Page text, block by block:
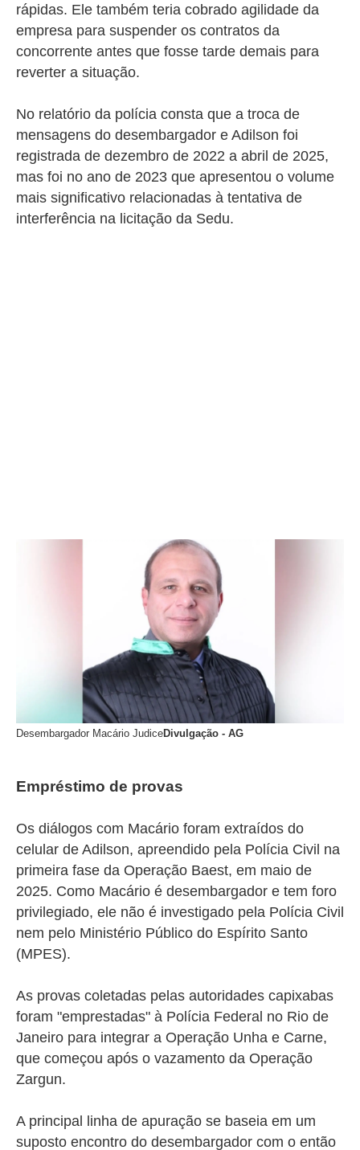
rápidas. Ele também teria cobrado agilidade da
empresa para suspender os contratos da
concorrente antes que fosse tarde demais para
reverter a situação.
No relatório da polícia consta que a troca de
mensagens do desembargador e Adilson foi
registrada de dezembro de 2022 a abril de 2025,
mas foi no ano de 2023 que apresentou o volume
mais significativo relacionadas à tentativa de
interferência na licitação da Sedu.
Desembargador Macário JudiceDivulgação - AG
Empréstimo de provas
Os diálogos com Macário foram extraídos do
celular de Adilson, apreendido pela Polícia Civil na
primeira fase da Operação Baest, em maio de
2025. Como Macário é desembargador e tem foro
privilegiado, ele não é investigado pela Polícia Civil
nem pelo Ministério Público do Espírito Santo
(MPES).
As provas coletadas pelas autoridades capixabas
foram "emprestadas" à Polícia Federal no Rio de
Janeiro para integrar a Operação Unha e Carne,
que começou após o vazamento da Operação
Zargun.
A principal linha de apuração se baseia em um
suposto encontro do desembargador com o então